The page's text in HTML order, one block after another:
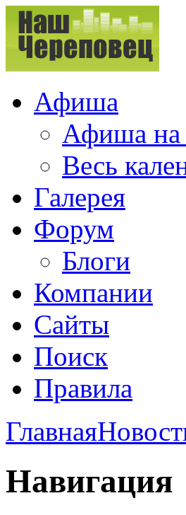
Афиша
Афиша на
Весь
Галерея
Форум
Блоги
Компании
Сайты
Поиск
Правила
Главная
Навигация